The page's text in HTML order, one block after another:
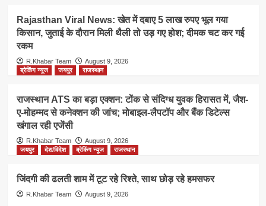
Rajasthan Viral News: खेत में दबाए 5 लाख रुपए भूल गया
किसान, जुताई के दौरान मिली थैली तो उड़ गए होश; दीमक चट कर गई
रकम
R.Khabar Team
August 9, 2026
ब्रेकिंग न्यूज
जयपुर राजस्थान
राजस्थान ATS का बड़ा एक्शन: टोंक से संदिग्ध युवक हिरासत में, जैश-
ए-मोहम्मद से कनेक्शन की जांच; मोबाइल-लैपटॉप और बैंक डिटेल्स
खंगाल रही एजेंसी
R.Khabar Team
August 9, 2026
जयपुर
देश/विदेश ब्रेकिंग न्यूज राजस्थान
जिंदगी की ढलती शाम में टूट रहे रिश्ते, साथ छोड़ रहे हमसफर
R.Khabar Team August 9, 2026